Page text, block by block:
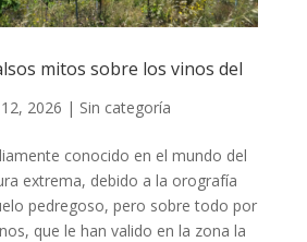
mitos sobre los vinos del
2026 | Sin categoría
conocido en el mundo del
extrema, debido a la orografía
pedregoso, pero sobre todo por
que le han valido en la zona la